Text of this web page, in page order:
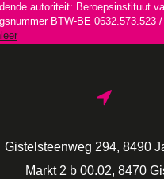
autoriteit: Beroepsinstituut
BTW-BE 0632.573.523
Gistelsteenweg 294, 8490
Markt 2 b 00.02, 8470